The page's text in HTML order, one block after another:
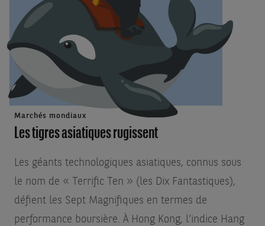
Marchés mondiaux
Les tigres asiatiques rugissent
Les géants technologiques asiatiques, connus sous
le nom de « Terrific Ten » (les Dix Fantastiques),
défient les Sept Magnifiques en termes de
performance boursière. À Hong Kong, l’indice Hang